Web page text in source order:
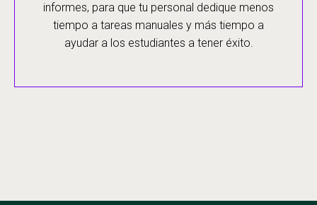
informes, para que tu personal dedique menos
tiempo a tareas manuales y más tiempo a
ayudar a los estudiantes a tener éxito.